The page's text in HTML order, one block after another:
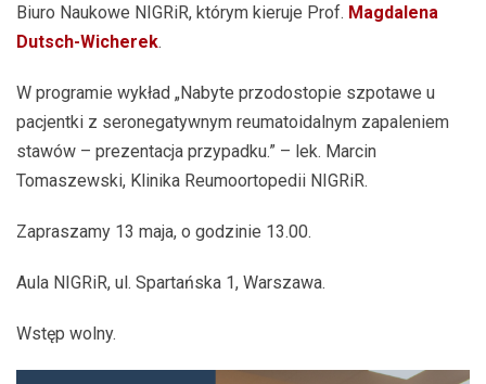
Biuro Naukowe NIGRiR, którym kieruje Prof. Magdalena
Dutsch-Wicherek.
W programie wykład „Nabyte przodostopie szpotawe u
pacjentki z seronegatywnym reumatoidalnym zapaleniem
stawów – prezentacja przypadku.” – lek. Marcin
Tomaszewski, Klinika Reumoortopedii NIGRiR.
Zapraszamy 13 maja, o godzinie 13.00.
Aula NIGRiR, ul. Spartańska 1, Warszawa.
Wstęp wolny.